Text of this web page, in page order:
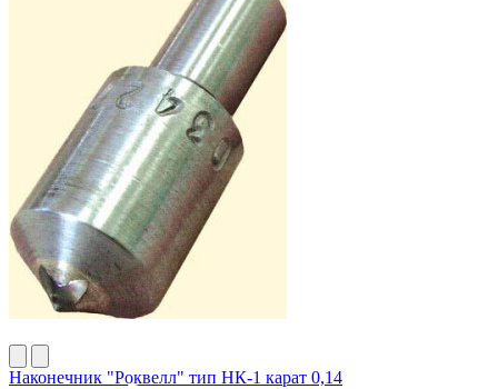
Наконечник "Роквелл" тип НК-1 карат 0,14